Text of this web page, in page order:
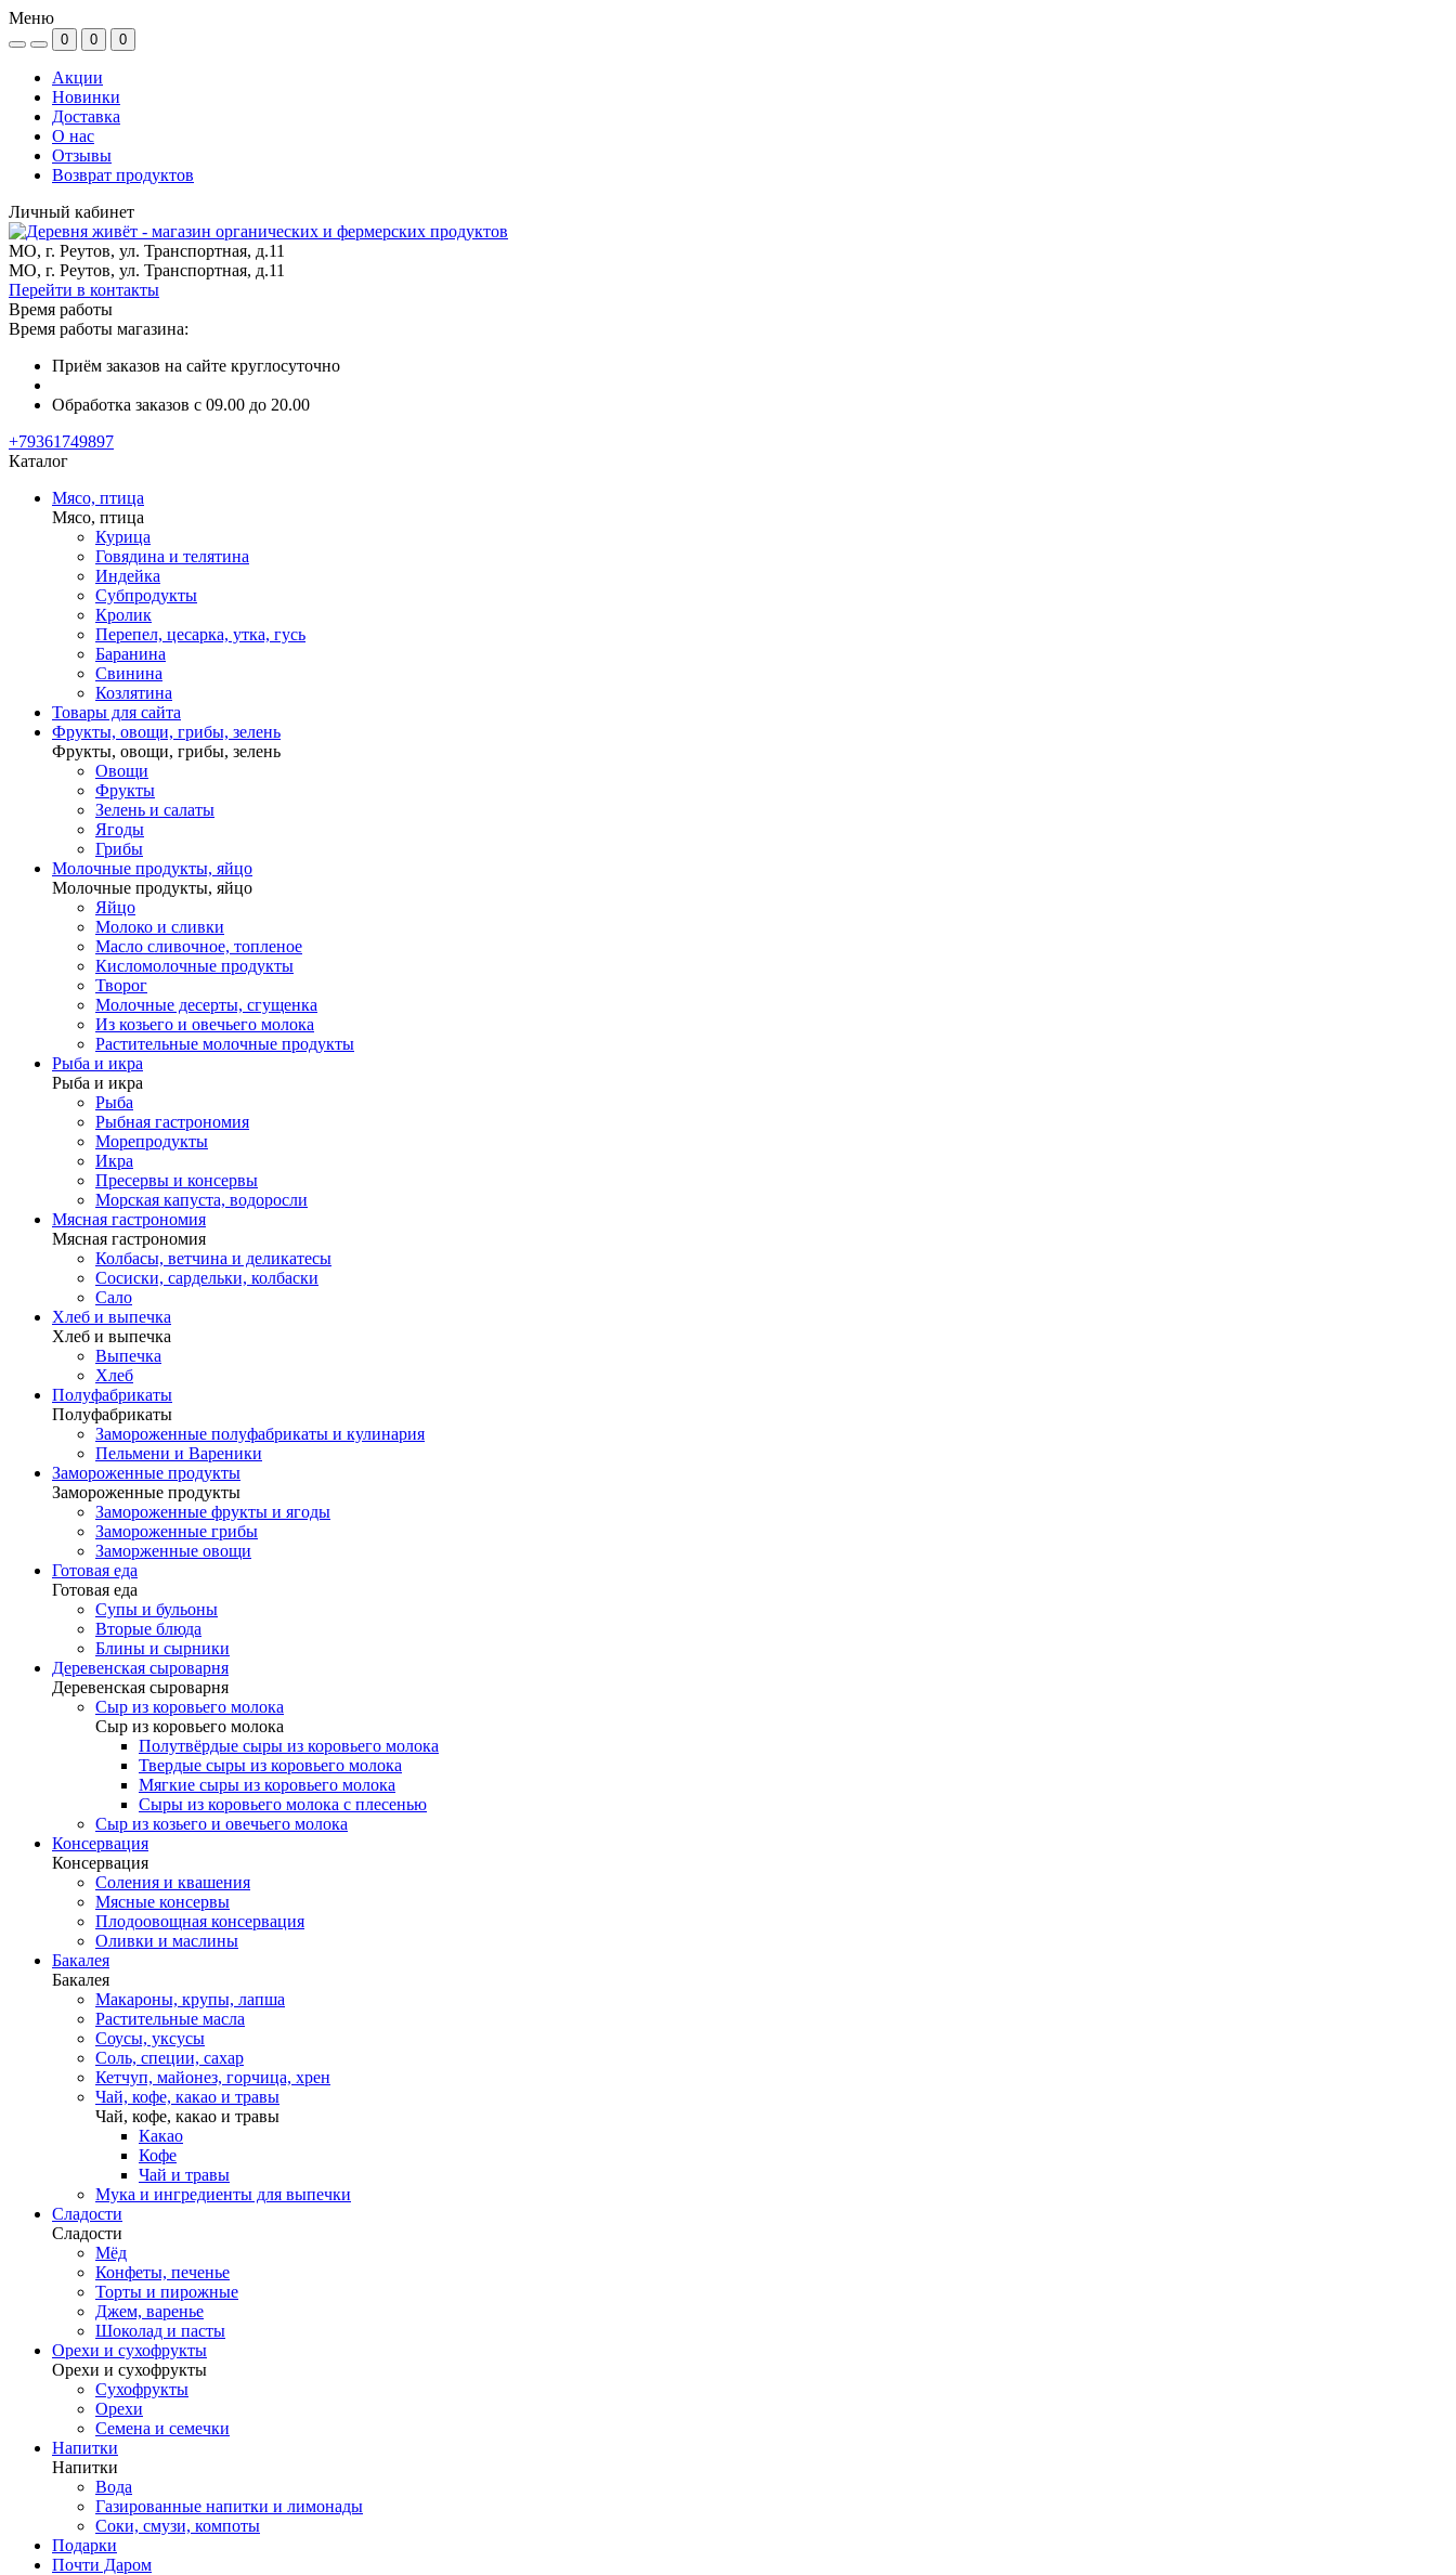
Меню
0 0 0
Акции
Новинки
Доставка
О нас
Отзывы
Возврат продуктов
Личный кабинет
МО, г. Реутов, ул. Транспортная, д.11
МО, г. Реутов, ул. Транспортная, д.11
Перейти в контакты
Время работы
Время работы магазина:
Приём заказов на сайте круглосуточно
Обработка заказов с 09.00 до 20.00
+79361749897
Каталог
Мясо, птица
Мясо, птица
Курица
Говядина и телятина
Индейка
Субпродукты
Кролик
Перепел, цесарка, утка, гусь
Баранина
Свинина
Козлятина
Товары для сайта
Фрукты, овощи, грибы, зелень
Фрукты, овощи, грибы, зелень
Овощи
Фрукты
Зелень и салаты
Ягоды
Грибы
Молочные продукты, яйцо
Молочные продукты, яйцо
Яйцо
Молоко и сливки
Масло сливочное, топленое
Кисломолочные продукты
Творог
Молочные десерты, сгущенка
Из козьего и овечьего молока
Растительные молочные продукты
Рыба и икра
Рыба и икра
Рыба
Рыбная гастрономия
Морепродукты
Икра
Пресервы и консервы
Морская капуста, водоросли
Мясная гастрономия
Мясная гастрономия
Колбасы, ветчина и деликатесы
Сосиски, сардельки, колбаски
Сало
Хлеб и выпечка
Хлеб и выпечка
Выпечка
Хлеб
Полуфабрикаты
Полуфабрикаты
Замороженные полуфабрикаты и кулинария
Пельмени и Вареники
Замороженные продукты
Замороженные продукты
Замороженные фрукты и ягоды
Замороженные грибы
Заморженные овощи
Готовая еда
Готовая еда
Супы и бульоны
Вторые блюда
Блины и сырники
Деревенская сыроварня
Деревенская сыроварня
Сыр из коровьего молока
Сыр из коровьего молока
Полутвёрдые сыры из коровьего молока
Твердые сыры из коровьего молока
Мягкие сыры из коровьего молока
Сыры из коровьего молока с плесенью
Сыр из козьего и овечьего молока
Консервация
Консервация
Соления и квашения
Мясные консервы
Плодоовощная консервация
Оливки и маслины
Бакалея
Бакалея
Макароны, крупы, лапша
Растительные масла
Соусы, уксусы
Соль, специи, сахар
Кетчуп, майонез, горчица, хрен
Чай, кофе, какао и травы
Чай, кофе, какао и травы
Какао
Кофе
Чай и травы
Мука и ингредиенты для выпечки
Сладости
Сладости
Мёд
Конфеты, печенье
Торты и пирожные
Джем, варенье
Шоколад и пасты
Орехи и сухофрукты
Орехи и сухофрукты
Сухофрукты
Орехи
Семена и семечки
Напитки
Напитки
Вода
Газированные напитки и лимонады
Соки, смузи, компоты
Подарки
Почти Даром